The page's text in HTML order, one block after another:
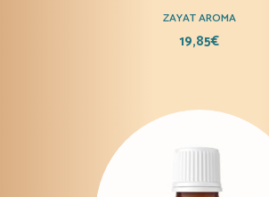
ZAYAT AROMA
19,85€